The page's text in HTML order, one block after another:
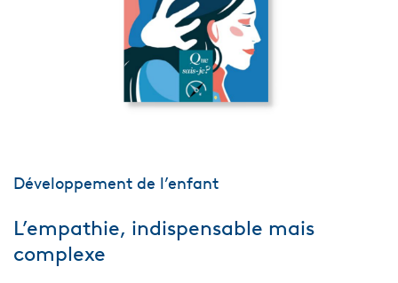
Développement de l’enfant
L’empathie, indispensable mais
complexe